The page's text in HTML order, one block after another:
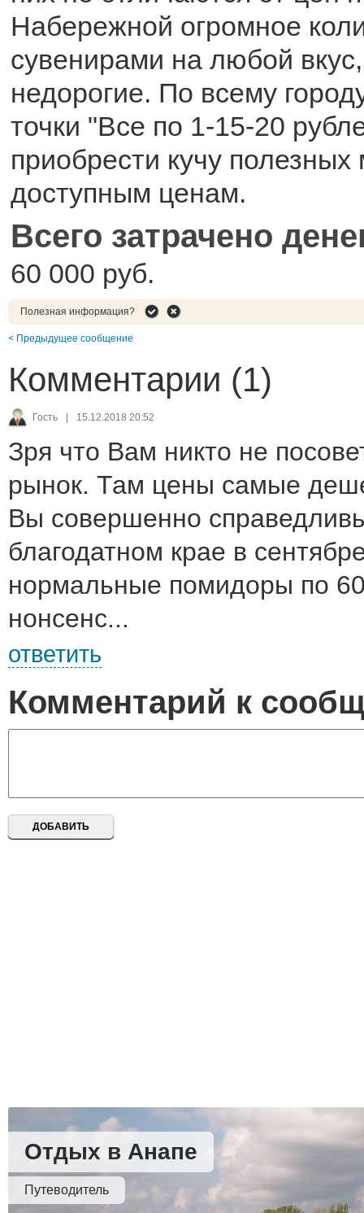
Набережной огромное
сувенирами на любой
недорогие. По всему
точки "Все по 1-15-20
приобрести кучу
доступным ценам.
Всего затрачено
60 000 руб.
Полезная информация?
< Предыдущее сообщение
Комментарии (1)
Гость | 15.12.2018 20:52
Зря что Вам никто не
рынок. Там цены самые
Вы совершенно
благодатном крае в
нормальные помидоры по
нонсенс...
ответить
Комментарий к
Отдых в Анапе
Путеводитель